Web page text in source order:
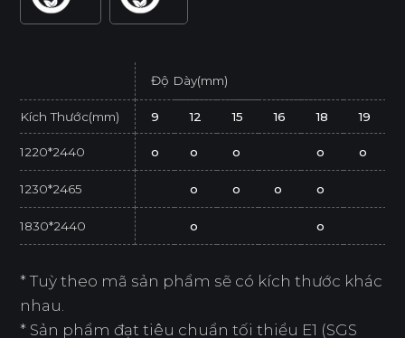
Độ Dày(mm)
Kích Thước(mm) 9 12 15 16 18 19
1220*2440 o o o o o
1230*2465 o o o o
1830*2440 o o
* Tuỳ theo mã sản phẩm sẽ có kích thước khác
nhau.
* Sản phẩm đạt tiêu chuẩn tối thiểu E1 (SGS